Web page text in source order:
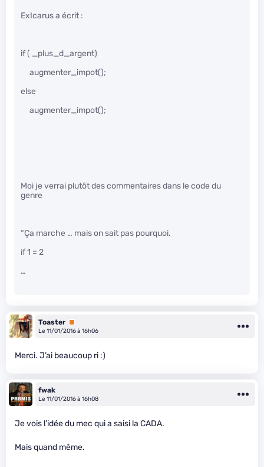
ExIcarus a écrit :
if ( _plus_d_argent)
augmenter_impot();
else
augmenter_impot();
Moi je verrai plutôt des commentaires dans le code du
genre
“Ça marche … mais on sait pas pourquoi.
if 1 = 2
…
Toaster Premium
Le 11/01/2016 à 16h06
Merci. J’ai beaucoup ri :)
fwak
Le 11/01/2016 à 16h08
Je vois l’idée du mec qui a saisi la CADA.
Mais quand même.